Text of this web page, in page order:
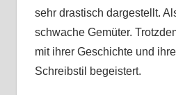
sehr drastisch dargestellt.
schwache Gemüter.
mit ihrer Geschichte und
Schreibstil begeistert.